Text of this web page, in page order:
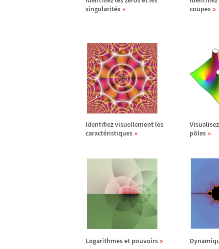
singularités
coupes
Identifiez visuellement les
caractéristiques
pôles
Logarithmes et pouvoirs